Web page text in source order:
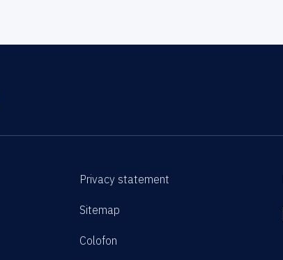
Privacy statement
Sitemap
Colofon